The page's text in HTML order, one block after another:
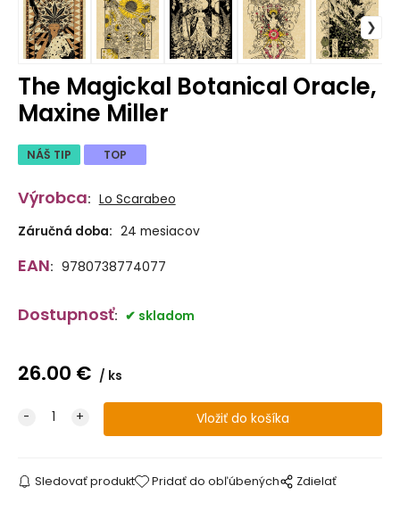
The Magickal Botanical Oracle,
Maxine Miller
NÁŠ TIP TOP
Výrobca: Lo Scarabeo
Záručná doba: 24 mesiacov
EAN: 9780738774077
Dostupnosť: skladom
26.00 € ks
Sledovať produkt Pridať do obľúbených Zdielať